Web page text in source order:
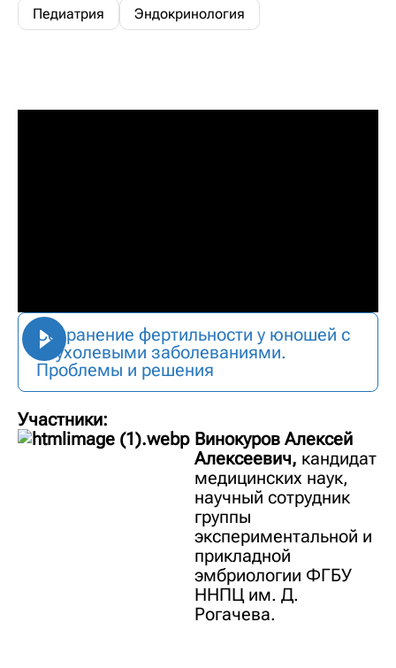
Педиатрия
Эндокринология
Сохранение фертильности у юношей с
опухолевыми заболеваниями.
Проблемы и решения
Участники:
Винокуров Алексей
Алексеевич, кандидат
медицинских наук,
научный сотрудник
группы
экспериментальной и
прикладной
эмбриологии ФГБУ
ННПЦ им. Д.
Рогачева.